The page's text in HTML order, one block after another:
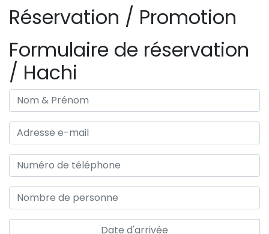
Réservation / Promotion
Formulaire de réservation
/ Hachi